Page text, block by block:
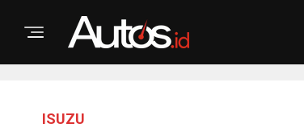
ISUZU